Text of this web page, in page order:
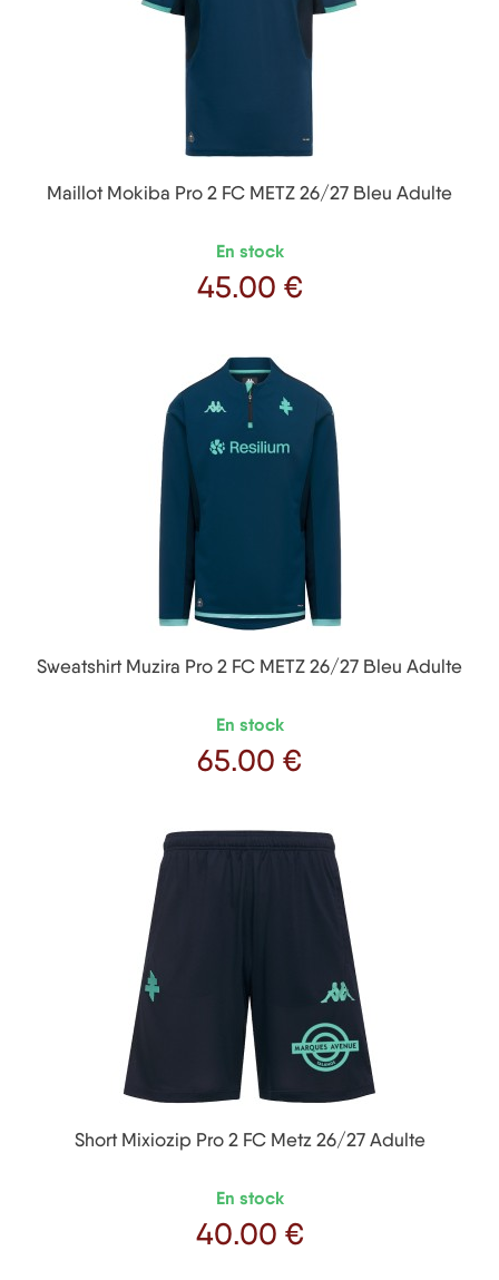
Maillot Mokiba Pro 2 FC METZ 26/27 Bleu Adulte
En stock
Prix
45.00 €
Sweatshirt Muzira Pro 2 FC METZ 26/27 Bleu Adulte
En stock
Prix
65.00 €
Short Mixiozip Pro 2 FC Metz 26/27 Adulte
En stock
Prix
40.00 €